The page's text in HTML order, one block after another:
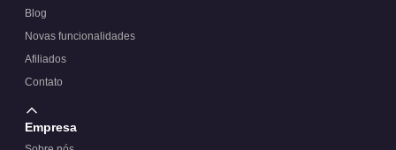
Blog
Novas funcionalidades
Afiliados
Contato
Empresa